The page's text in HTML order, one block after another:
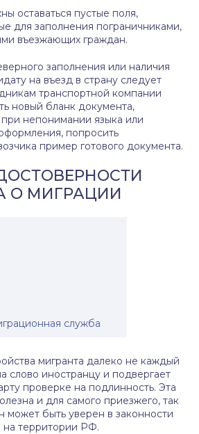
оставаться пустые поля,
для заполнения пограничниками,
въезжающих граждан.
заполнения или наличия
на въезд в страну следует
транспортной компании
новый бланк документа,
при непонимании языка или
попросить
пример готового документа.
О МИГРАЦИИ
служба
мигранта далеко не каждый
слово иностранцу и подвергает
проверке на подлинность. Эта
и для самого приезжего, так
может быть уверен в законности
на территории РФ.